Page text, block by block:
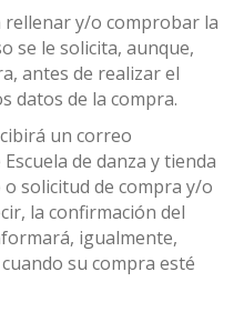
rellenar y/o comprobar la
se le solicita, aunque,
antes de realizar el
datos de la compra.
un correo
de danza y tienda
solicitud de compra y/o
la confirmación del
igualmente,
su compra esté